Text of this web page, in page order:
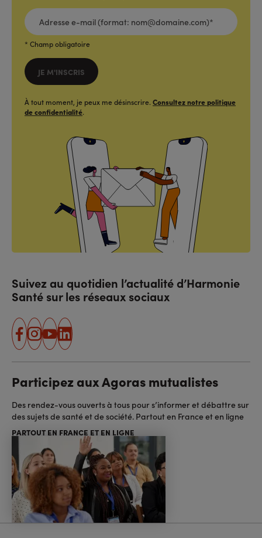
ADRESSE
E-
MAIL
(FORMAT:
NOM@DOMAINE.COM)*
* Champ obligatoire
JE M'INSCRIS
À tout moment, je peux me désinscrire. Consultez notre politique
de confidentialité.
Suivez au quotidien l’actualité d’Harmonie
Santé sur les réseaux sociaux
facebook
instagram
youtube
linkedin
Participez aux Agoras mutualistes
Des rendez-vous ouverts à tous pour s’informer et débattre sur
des sujets de santé et de société. Partout en France et en ligne
PARTOUT EN FRANCE ET EN LIGNE